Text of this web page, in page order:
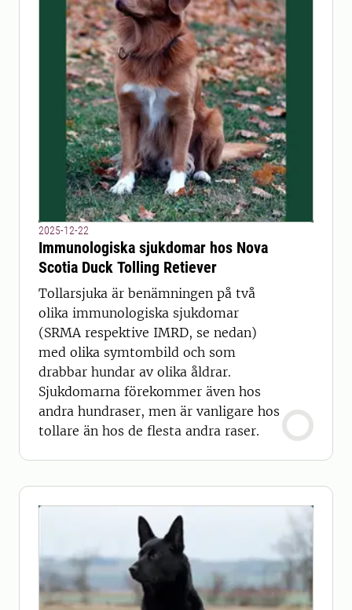
2025-12-22
Immunologiska sjukdomar hos Nova
Scotia Duck Tolling Retiever
Tollarsjuka är benämningen på två
olika immunologiska sjukdomar
(SRMA respektive IMRD, se nedan)
med olika symtombild och som
drabbar hundar av olika åldrar.
Sjukdomarna förekommer även hos
andra hundraser, men är vanligare hos
tollare än hos de flesta andra raser.